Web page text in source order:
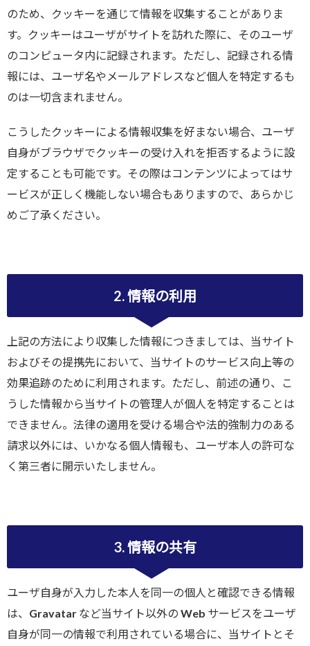
のため、クッキーを通じて情報を収集することがありま
す。クッキーはユーザがサイトを訪れた際に、そのユーザ
のコンピュータ内に記録されます。ただし、記録される情
報には、ユーザ名やメールアドレスなど個人を特定するも
のは一切含まれません。
こうしたクッキーによる情報収集を好まない場合、ユーザ
自身がブラウザでクッキーの受け入れを拒否するように設
定することも可能です。その際はコンテンツによってはサ
ービスが正しく機能しない場合もありますので、あらかじ
めご了承ください。
2. 情報の利用
上記の方法により収集した情報につきましては、当サイト
およびその提携先において、当サイトのサービス向上等の
効果追跡のために利用されます。ただし、前述の通り、こ
うした情報から当サイトの管理人が個人を特定することは
できません。法律の適用を受ける場合や法的強制力のある
請求以外には、いかなる個人情報も、ユーザ本人の許可な
く第三者に開示いたしません。
3. 情報の共有
ユーザ自身が入力した本人を同一の個人と確認できる情報
は、Gravatar など当サイト以外の Web サービスをユーザ
自身が同一の情報で利用されている場合に、当サイトとそ